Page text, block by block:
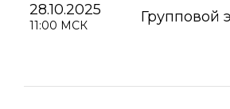
28.10.2025
11:00 МСК Групповой